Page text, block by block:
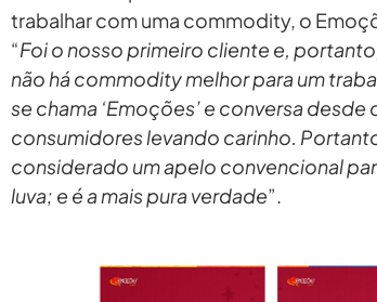
trabalhar com uma commodity, o
“Foi o nosso primeiro cliente e,
não há commodity melhor para um
se chama ‘Emoções’ e conversa
consumidores levando carinho.
considerado um apelo convencional
luva; e é a mais pura verdade”.